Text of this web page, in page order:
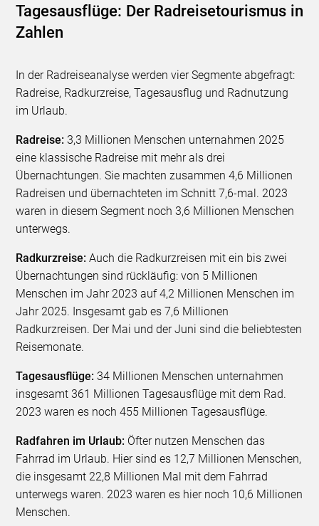
Tagesausflüge: Der Radreisetourismus in
Zahlen
In der Radreiseanalyse werden vier Segmente abgefragt:
Radreise, Radkurzreise, Tagesausflug und Radnutzung
im Urlaub.
Radreise:3,3 Millionen Menschen unternahmen 2025
eine klassische Radreise mit mehr als drei
Übernachtungen. Sie machten zusammen 4,6 Millionen
Radreisen und übernachteten im Schnitt 7,6-mal. 2023
waren in diesem Segment noch 3,6 Millionen Menschen
unterwegs.
Radkurzreise: Auch die Radkurzreisen mit ein bis zwei
Übernachtungen sind rückläufig: von 5 Millionen
Menschen im Jahr 2023 auf 4,2 Millionen Menschen im
Jahr 2025. Insgesamt gab es 7,6 Millionen
Radkurzreisen. Der Mai und der Juni sind die beliebtesten
Reisemonate.
Tagesausflüge: 34 Millionen Menschen unternahmen
insgesamt 361 Millionen Tagesausflüge mit dem Rad.
2023 waren es noch 455 Millionen Tagesausflüge.
Radfahren im Urlaub: Öfter nutzen Menschen das
Fahrrad im Urlaub. Hier sind es 12,7 Millionen Menschen,
die insgesamt 22,8 Millionen Mal mit dem Fahrrad
unterwegs waren. 2023 waren es hier noch 10,6 Millionen
Menschen.